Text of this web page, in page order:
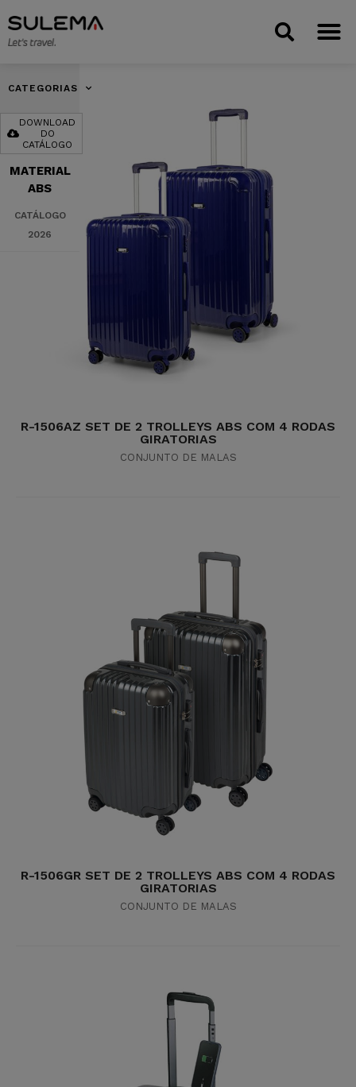
CATEGORIAS
DOWNLOAD
DO
CATÁLOGO
MATERIAL
ABS
CATÁLOGO
2026
R-1506AZ SET DE 2 TROLLEYS ABS COM 4 RODAS
GIRATORIAS
CONJUNTO DE MALAS
R-1506GR SET DE 2 TROLLEYS ABS COM 4 RODAS
GIRATORIAS
CONJUNTO DE MALAS